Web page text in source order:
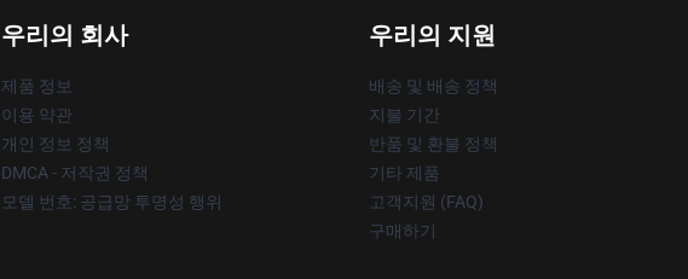
우리의 회사
제품 정보
이용 약관
개인 정보 정책
DMCA - 저작권 정책
모델 번호: 공급망 투명성 행위
우리의 지원
배송 및 배송 정책
지불 기간
반품 및 환불 정책
기타 제품
고객지원 (FAQ)
구매하기